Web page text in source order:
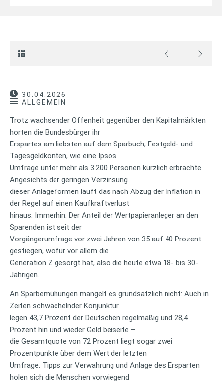
30.04.2026
ALLGEMEIN
Trotz wachsender Offenheit gegenüber den Kapitalmärkten
horten die Bundesbürger ihr
Erspartes am liebsten auf dem Sparbuch, Festgeld- und
Tagesgeldkonten, wie eine Ipsos
Umfrage unter mehr als 3.200 Personen kürzlich erbrachte.
Angesichts der geringen Verzinsung
dieser Anlageformen läuft das nach Abzug der Inflation in
der Regel auf einen Kaufkraftverlust
hinaus. Immerhin: Der Anteil der Wertpapieranleger an den
Sparenden ist seit der
Vorgängerumfrage vor zwei Jahren von 35 auf 40 Prozent
gestiegen, wofür vor allem die
Generation Z gesorgt hat, also die heute etwa 18- bis 30-
Jährigen.
An Sparbemühungen mangelt es grundsätzlich nicht: Auch in
Zeiten schwächelnder Konjunktur
legen 43,7 Prozent der Deutschen regelmäßig und 28,4
Prozent hin und wieder Geld beiseite –
die Gesamtquote von 72 Prozent liegt sogar zwei
Prozentpunkte über dem Wert der letzten
Umfrage. Tipps zur Verwahrung und Anlage des Ersparten
holen sich die Menschen vorwiegend